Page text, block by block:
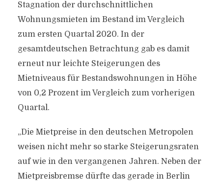
Stagnation der durchschnittlichen
Wohnungsmieten im Bestand im Vergleich
zum ersten Quartal 2020. In der
gesamtdeutschen Betrachtung gab es damit
erneut nur leichte Steigerungen des
Mietniveaus für Bestandswohnungen in Höhe
von 0,2 Prozent im Vergleich zum vorherigen
Quartal.
„Die Mietpreise in den deutschen Metropolen
weisen nicht mehr so starke Steigerungsraten
auf wie in den vergangenen Jahren. Neben der
Mietpreisbremse dürfte das gerade in Berlin